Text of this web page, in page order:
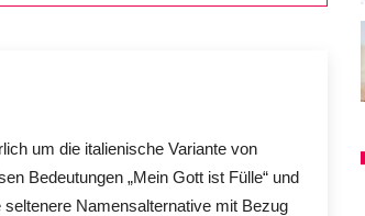
um die italienische Variante von
Bedeutungen „Mein Gott ist Fülle“ und
Namensalternative mit Bezug